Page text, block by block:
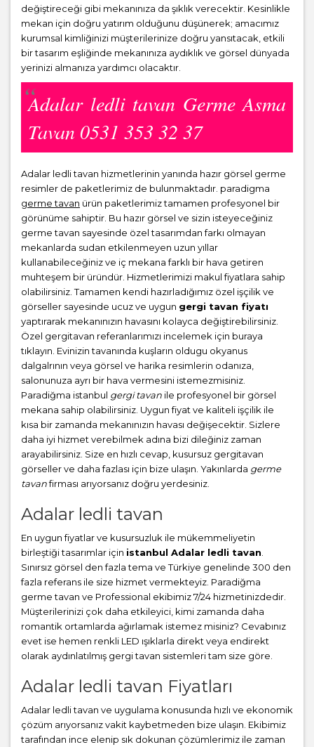
değiştireceği gibi mekanınıza da şıklık verecektir. Kesinlikle
mekan için doğru yatırım olduğunu düşünerek; amacımız
kurumsal kimliğinizi müşterilerinize doğru yansıtacak, etkili
bir tasarım eşliğinde mekanınıza aydıklık ve görsel dünyada
yerinizi almanıza yardımcı olacaktır.
Adalar ledli tavan Germe Asma
Tavan 0531 353 32 37
Adalar ledli tavan hizmetlerinin yanında hazır görsel germe
resimler de paketlerimiz de bulunmaktadır. paradigma
germe tavan ürün paketlerimiz tamamen profesyonel bir
görünüme sahiptir. Bu hazır görsel ve sizin isteyeceğiniz
germe tavan sayesinde özel tasarımdan farkı olmayan
mekanlarda sudan etkilenmeyen uzun yıllar
kullanabileceğiniz ve iç mekana farklı bir hava getiren
muhteşem bir üründür. Hizmetlerimizi makul fiyatlara sahip
olabilirsiniz. Tamamen kendi hazırladığımız özel işçilik ve
görseller sayesinde ucuz ve uygun gergi tavan fiyatı
yaptırarak mekanınızın havasını kolayca değiştirebilirsiniz.
Özel gergitavan referanlarımızı incelemek için buraya
tıklayın. Evinizin tavanında kuşların oldugu okyanus
dalgalrının veya görsel ve harika resimlerin odanıza,
salonunuza ayrı bir hava vermesini istemezmisiniz.
Paradiğma istanbul gergi tavan ile profesyonel bir görsel
mekana sahip olabilirsiniz. Uygun fiyat ve kaliteli işçilik ile
kısa bir zamanda mekanınızın havası değişecektir. Sizlere
daha iyi hizmet verebilmek adına bizi dileğiniz zaman
arayabilirsiniz. Size en hızlı cevap, kusursuz gergitavan
görseller ve daha fazlası için bize ulaşın. Yakınlarda germe
tavanfirması arıyorsanız doğru yerdesiniz.
Adalar ledli tavan
En uygun fiyatlar ve kusursuzluk ile mükemmeliyetin
birleştiği tasarımlar için istanbul Adalar ledli tavan
Sınırsız görsel den fazla tema ve Türkiye genelinde 300 den
fazla referans ile size hizmet vermekteyiz. Paradiğma
germe tavan ve Professional ekibimiz 7/24 hizmetinizdedir.
Müşterilerinizi çok daha etkileyici, kimi zamanda daha
romantik ortamlarda ağırlamak istemez misiniz? Cevabınız
evet ise hemen renkli LED ışıklarla direkt veya endirekt
olarak aydınlatılmış gergi tavan sistemleri tam size göre.
Adalar ledli tavan Fiyatları
Adalar ledli tavan ve uygulama konusunda hızlı ve ekonomik
çözüm arıyorsanız vakit kaybetmeden bize ulaşın. Ekibimiz
tarafından ince elenip sık dokunan çözümlerimiz ile zaman